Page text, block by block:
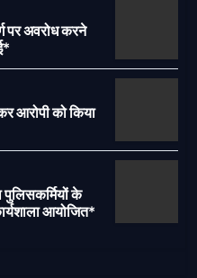
पर अवरोध करने
आरोपी को किया
के
आयोजित*